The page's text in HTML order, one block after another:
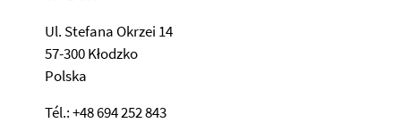
Ul. Stefana Okrzei 14
57-300 Kłodzko
Polska
Tél.: +48 694 252 843